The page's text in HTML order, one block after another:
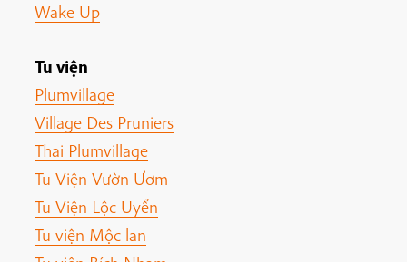
Wake Up
Tu viện
Plumvillage
Village Des Pruniers
Thai Plumvillage
Tu Viện Vườn Ươm
Tu Viện Lộc Uyển
Tu viện Mộc lan